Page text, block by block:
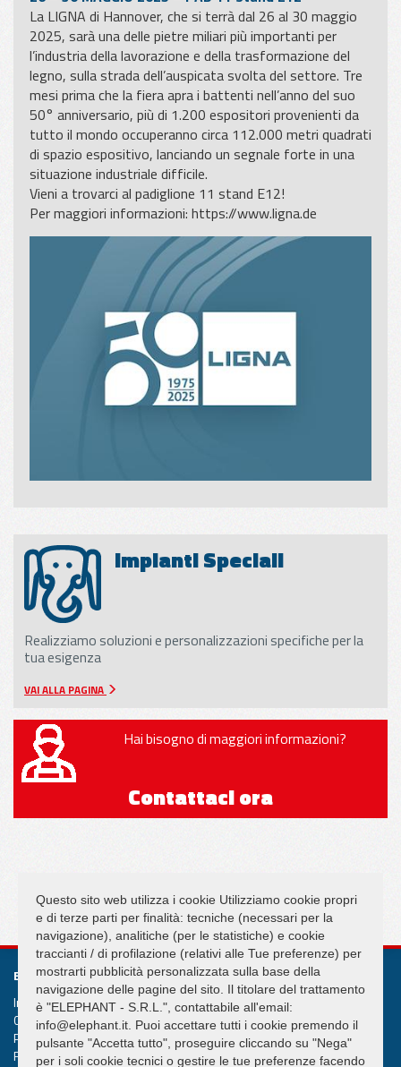
La LIGNA di Hannover, che si terrà dal 26 al 30 maggio
2025, sarà una delle pietre miliari più importanti per
l’industria della lavorazione e della trasformazione del
legno, sulla strada dell’auspicata svolta del settore. Tre
mesi prima che la fiera apra i battenti nell’anno del suo
50° anniversario, più di 1.200 espositori provenienti da
tutto il mondo occuperanno circa 112.000 metri quadrati
di spazio espositivo, lanciando un segnale forte in una
situazione industriale difficile.
Vieni a trovarci al padiglione 11 stand E12!
Per maggiori informazioni: https://www.ligna.de
Impianti Speciali
Realizziamo soluzioni e personalizzazioni specifiche per la
tua esigenza
VAI ALLA PAGINA
Hai bisogno di maggiori informazioni?
Contattaci ora
SEGUICI SU
ELEPHANT S.R.L.
Impianti di sollevamento e movimentazione Gru Ventose
Cap. Soc. int. versato € 50.000,00
Partita IVA 02013590407
R.e.a. Rimini n. 233980
Questo sito web utilizza i cookie Utilizziamo cookie propri
e di terze parti per finalità: tecniche (necessari per la
navigazione), analitiche (per le statistiche) e cookie
traccianti / di profilazione (relativi alle Tue preferenze) per
mostrarti pubblicità personalizzata sulla base della
navigazione delle pagine del sito. Il titolare del trattamento
è "ELEPHANT - S.R.L.", contattabile all'email:
info@elephant.it. Puoi accettare tutti i cookie premendo il
pulsante "Accetta tutto", proseguire cliccando su "Nega"
per i soli cookie tecnici o gestire le tue preferenze facendo